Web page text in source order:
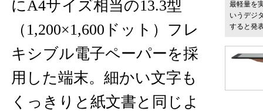
最軽量を
いうデジ
すると発
にA4サイズ相当の13.3型
（1,200×1,600ドット）フレ
キシブル電子ペーパーを採
用した端末。細かい文字も
くっきりと紙文書と同じよ